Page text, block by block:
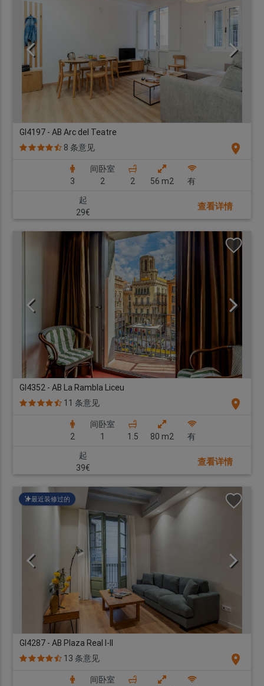
GI4197 - AB Arc del Teatre
8 条意见
location_on
3
间卧室
2
2 56 m2
有
起
29€
查看详情
GI4352 - AB La Rambla Liceu
11 条意见
location_on
2
间卧室
1
1.5 80 m2
有
起
39€
查看详情
最近装修过的
GI4287 - AB Plaza Real I-II
13 条意见
location_on
间卧室